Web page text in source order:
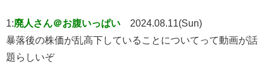
1:廃人さん＠お腹いっぱい
2024.08.11(Sun)
暴落後の株価が乱高下していることについてって動画が話
題らしいぞ